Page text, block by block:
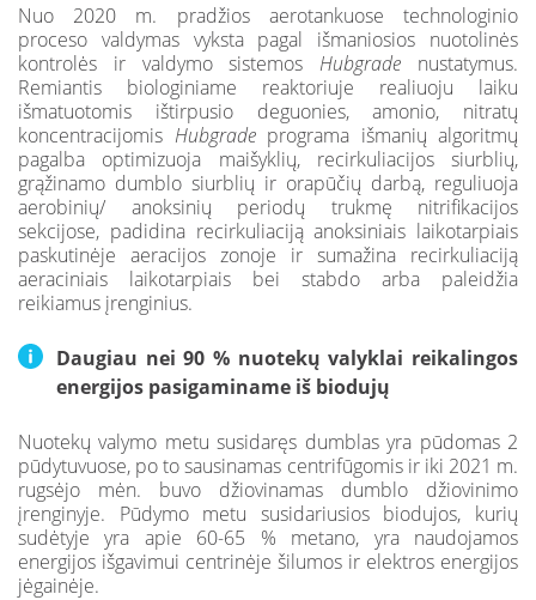
Nuo 2020 m. pradžios aerotankuose technologinio
proceso valdymas vyksta pagal išmaniosios nuotolinės
kontrolės ir valdymo sistemos Hubgrade nustatymus.
Remiantis biologiniame reaktoriuje realiuoju laiku
išmatuotomis ištirpusio deguonies, amonio, nitratų
koncentracijomis Hubgradeprograma išmanių algoritmų
pagalba optimizuoja maišyklių, recirkuliacijos siurblių,
grąžinamo dumblo siurblių ir orapūčių darbą, reguliuoja
aerobinių/ anoksinių periodų trukmę nitrifikacijos
sekcijose, padidina recirkuliaciją anoksiniais laikotarpiais
paskutinėje aeracijos zonoje ir sumažina recirkuliaciją
aeraciniais laikotarpiais bei stabdo arba paleidžia
reikiamus įrenginius.
Daugiau nei 90 % nuotekų valyklai reikalingos
energijos pasigaminame iš biodujų
Nuotekų valymo metu susidaręs dumblas yra pūdomas 2
pūdytuvuose, po to sausinamas centrifūgomis ir iki 2021 m.
rugsėjo mėn. buvo džiovinamas dumblo džiovinimo
įrenginyje. Pūdymo metu susidariusios biodujos, kurių
sudėtyje yra apie 60-65 % metano, yra naudojamos
energijos išgavimui centrinėje šilumos ir elektros energijos
jėgainėje.